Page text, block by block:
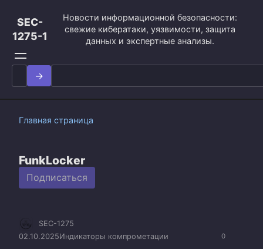
контенту
SEC-
1275-1
Новости информационной безопасности:
свежие кибератаки, уязвимости, защита
данных и экспертные анализы.
Search
for:
Главная страница
FunkLocker
Подписаться
0
SEC-1275
02.10.2025Индикаторы компрометации